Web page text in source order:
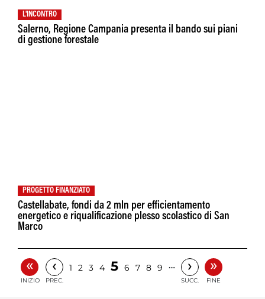
L'INCONTRO
Salerno, Regione Campania presenta il bando sui piani
di gestione forestale
PROGETTO FINANZIATO
Castellabate, fondi da 2 mln per efficientamento
energetico e riqualificazione plesso scolastico di San
Marco
«
INIZIO
‹
PREC.
1 2 3 4 5 6 7 8 9 … ›
SUCC.
»
FINE